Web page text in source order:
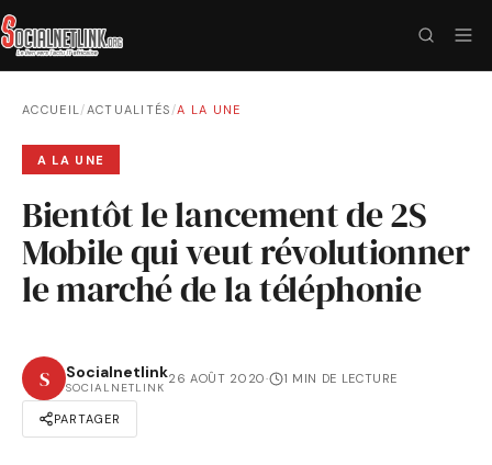
ACCUEIL/ACTUALITÉS /A LA UNE
A LA UNE
Bientôt le lancement de 2S
Mobile qui veut révolutionner
le marché de la téléphonie
S Socialnetlink
SOCIALNETLINK
26 AOÛT 2020· 1 MIN DE LECTURE
PARTAGER